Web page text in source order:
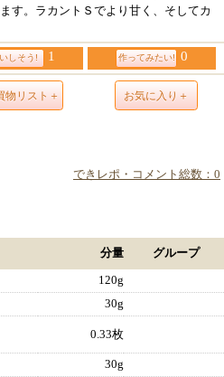
す。ラカントＳでより甘く、そしてカ
しそう! 1 作ってみたい! 0
物リスト＋ お気に入り＋
できレポ・コメント総数：0
分量 グループ
120g
30g
0.33枚
30g